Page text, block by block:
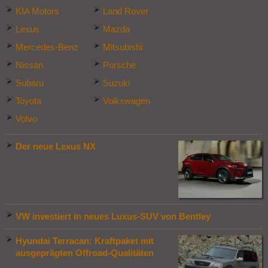
KIA Motors
Land Rover
Lexus
Mazda
Mercedes-Benz
Mitsubishi
Nissan
Porsche
Subaru
Suzuki
Toyota
Volkswagen
Volvo
Der neue Lexus NX
VW investiert in neues Luxus-SUV von Bentley
Hyundai Terracan: Kraftpaket mit
ausgeprägten Offroad-Qualitäten